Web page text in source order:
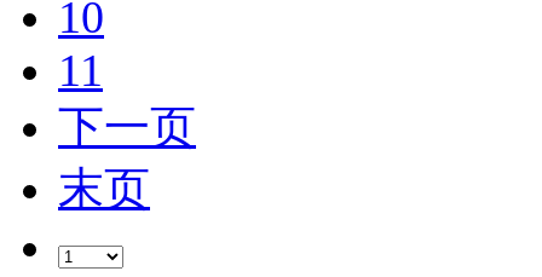
10
11
下一页
末页